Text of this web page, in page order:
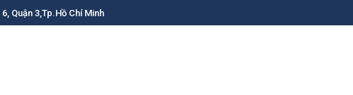
Quận 3,Tp.Hồ Chí Minh